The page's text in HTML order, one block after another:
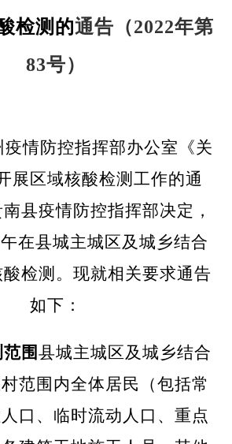
检测的通告（2022年第
83号）
情防控指挥部办公室《关
展区域核酸检测工作的通
县疫情防控指挥部决定，
在县城主城区及城乡结合
检测。现就相关要求通告
如下：
围县城主城区及城乡结合
范围内全体居民（包括常
口、临时流动人口、重点